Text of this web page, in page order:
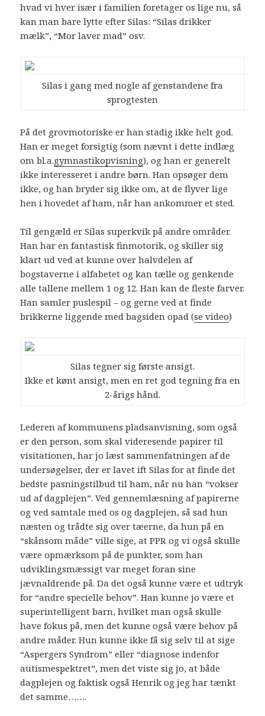
hvad vi hver især i familien foretager os lige nu, så
kan man bare lytte efter Silas: “Silas drikker
mælk”, “Mor laver mad” osv.
Silas i gang med nogle af genstandene fra
sprogtesten
På det grovmotoriske er han stadig ikke helt god.
Han er meget forsigtig (som nævnt i dette indlæg
om bl.a.gymnastikopvisning), og han er generelt
ikke interesseret i andre børn. Han opsøger dem
ikke, og han bryder sig ikke om, at de flyver lige
hen i hovedet af ham, når han ankommer et sted.
Til gengæld er Silas superkvik på andre områder.
Han har en fantastisk finmotorik, og skiller sig
klart ud ved at kunne over halvdelen af
bogstaverne i alfabetet og kan tælle og genkende
alle tallene mellem 1 og 12. Han kan de fleste farver.
Han samler puslespil – og gerne ved at finde
brikkerne liggende med bagsiden opad (se video)
Silas tegner sig første ansigt.
Ikke et kønt ansigt, men en ret god tegning fra en
2-årigs hånd.
Lederen af kommunens pladsanvisning, som også
er den person, som skal videresende papirer til
visitationen, har jo læst sammenfatningen af de
undersøgelser, der er lavet ift Silas for at finde det
bedste pasningstilbud til ham, når nu han “vokser
ud af dagplejen”. Ved gennemlæsning af papirerne
og ved samtale med os og dagplejen, så sad hun
næsten og trådte sig over tæerne, da hun på en
“skånsom måde” ville sige, at PPR og vi også skulle
være opmærksom på de punkter, som han
udviklingsmæssigt var meget foran sine
jævnaldrende på. Da det også kunne være et udtryk
for “andre specielle behov”. Han kunne jo være et
superintelligent barn, hvilket man også skulle
have fokus på, men det kunne også være behov på
andre måder. Hun kunne ikke få sig selv til at sige
“Aspergers Syndrom” eller “diagnose indenfor
autismespektret”, men det viste sig jo, at både
dagplejen og faktisk også Henrik og jeg har tænkt
det samme…….